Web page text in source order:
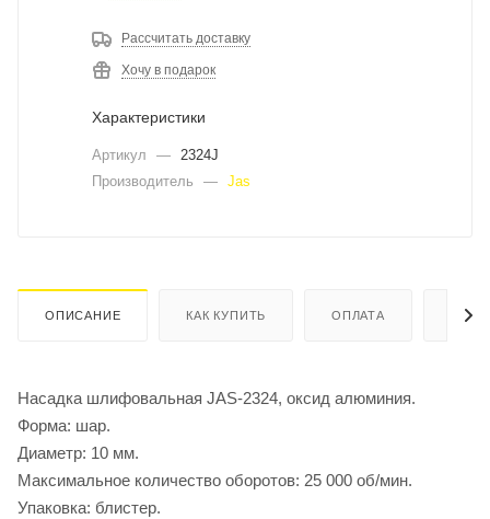
Рассчитать доставку
Хочу в подарок
Характеристики
Артикул —
2324J
Производитель
— Jas
ОПИСАНИЕ КАК КУПИТЬ ОПЛАТА
Насадка шлифовальная JAS-2324, оксид алюминия.
Форма: шар.
Диаметр: 10 мм.
Максимальное количество оборотов: 25 000 об/мин.
Упаковка: блистер.